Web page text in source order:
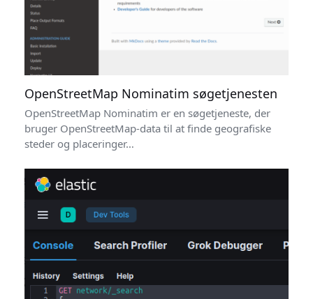
OpenStreetMap Nominatim søgetjenesten
OpenStreetMap Nominatim er en søgetjeneste, der
bruger OpenStreetMap-data til at finde geografiske
steder og placeringer…